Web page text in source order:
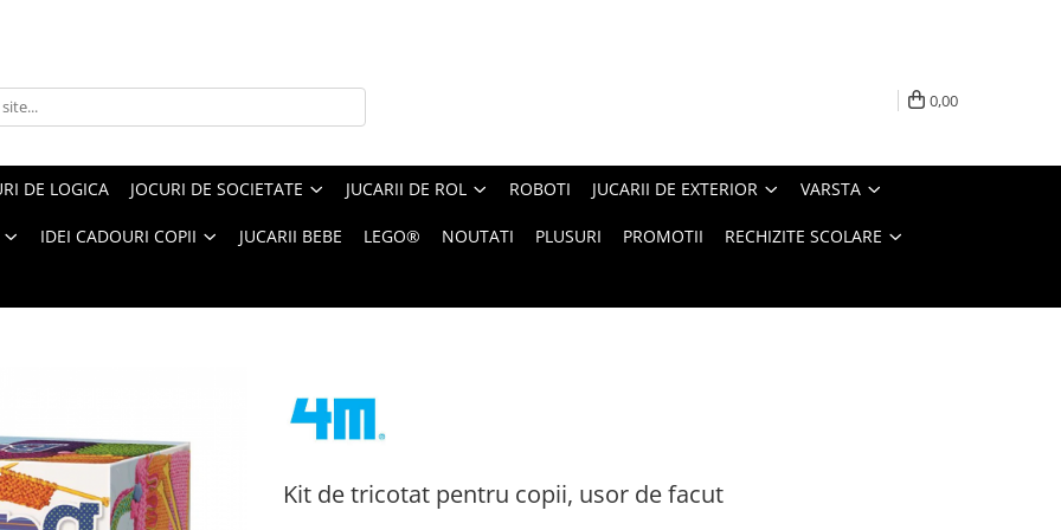
0,00
DE LOGICA JOCURI DE SOCIETATE JUCARII DE ROL ROBOTI JUCARII DE EXTERIOR VARSTA
IDEI CADOURI COPII JUCARII BEBE LEGO® NOUTATI PLUSURI PROMOTII RECHIZITE SCOLARE
Kit de tricotat pentru copii, usor de facut